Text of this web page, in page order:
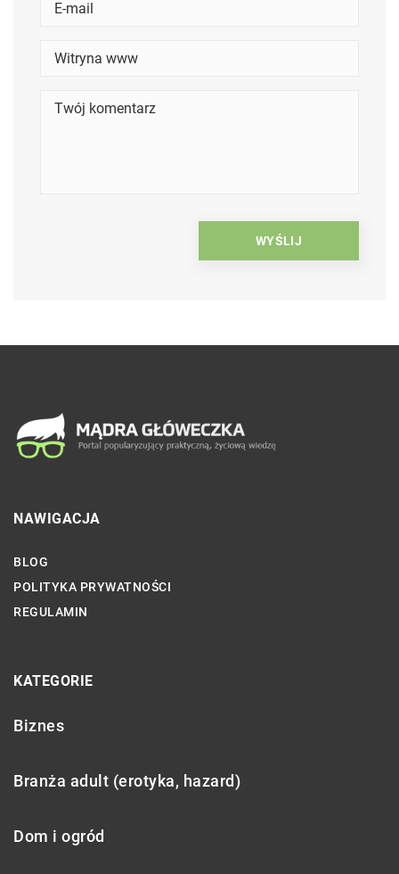
NAWIGACJA
BLOG
POLITYKA PRYWATNOŚCI
REGULAMIN
KATEGORIE
Biznes
Branża adult (erotyka, hazard)
Dom i ogród